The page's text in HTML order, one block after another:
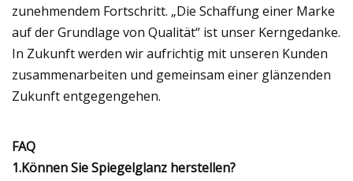
zunehmendem Fortschritt. „Die Schaffung einer Marke
auf der Grundlage von Qualität“ ist unser Kerngedanke.
In Zukunft werden wir aufrichtig mit unseren Kunden
zusammenarbeiten und gemeinsam einer glänzenden
Zukunft entgegengehen.
FAQ
1.Können Sie Spiegelglanz herstellen?